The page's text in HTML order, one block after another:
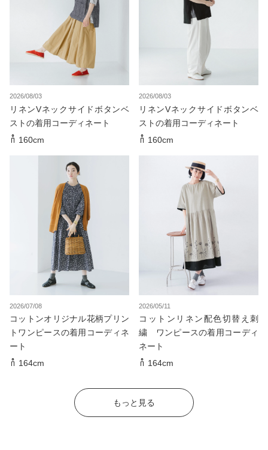
2026/08/03
リネンVネックサイドボタンベ
ストの着用コーディネート
160cm
2026/08/03
リネンVネックサイドボタンベ
ストの着用コーディネート
160cm
2026/07/08
コットンオリジナル花柄プリン
トワンピースの着用コーディネ
ート
164cm
2026/05/11
コットンリネン配色切替え刺
繍 ワンピースの着用コーディ
ネート
164cm
もっと見る